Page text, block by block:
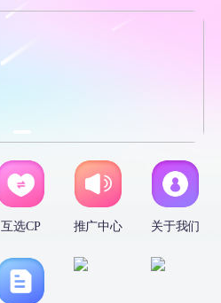
互选CP 推广中心 关于我们